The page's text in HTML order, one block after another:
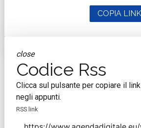
COPIA LINK
close
Codice Rss
Clicca sul pulsante per copiare il link
negli appunti.
RSS link